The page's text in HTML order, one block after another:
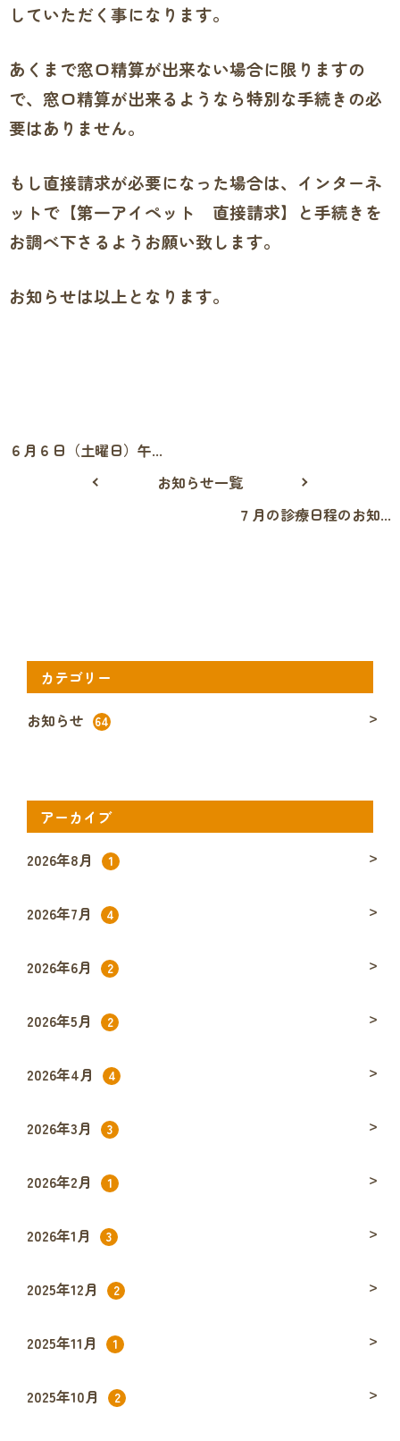
していただく事になります。
あくまで窓口精算が出来ない場合に限りますの
で、窓口精算が出来るようなら特別な手続きの必
要はありません。
もし直接請求が必要になった場合は、インターネ
ットで【第一アイペット 直接請求】と手続きを
お調べ下さるようお願い致します。
お知らせは以上となります。
６月６日（土曜日）午...
お知らせ一覧
７月の診療日程のお知...
カテゴリー
お知らせ
64
アーカイブ
2026年8月
1
2026年7月 4
2026年6月 2
2026年5月 2
2026年4月 4
2026年3月 3
2026年2月 1
2026年1月 3
2025年12月 2
2025年11月 1
2025年10月 2